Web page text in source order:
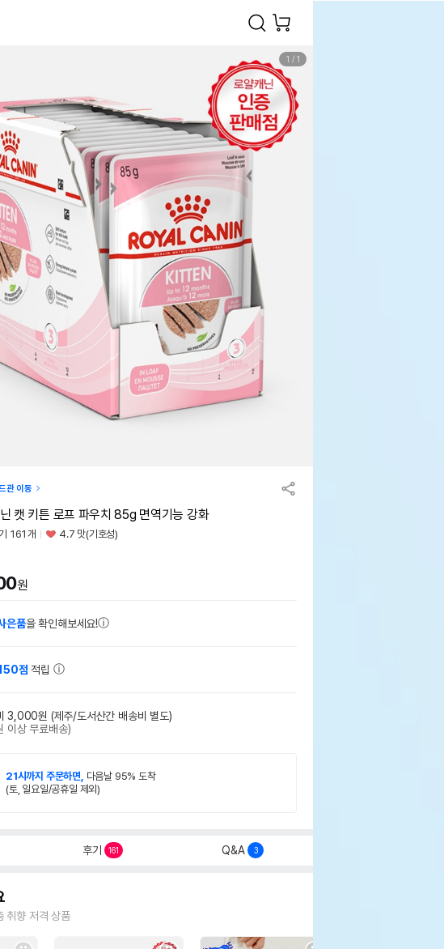
1 / 1
관 이동
캣 키튼 로프 파우치 85g 면역기능 강화
161개 4.7 맛(기호성)
원
은품을 확인해보세요!
점 적립
3,000원 (제주/도서산간 배송비 별도)
이상 무료배송)
21시까지 주문하면, 다음날 95% 도착
(토, 일요일/공휴일 제외)
후기 161 Q&A 3
취향 저격 상품